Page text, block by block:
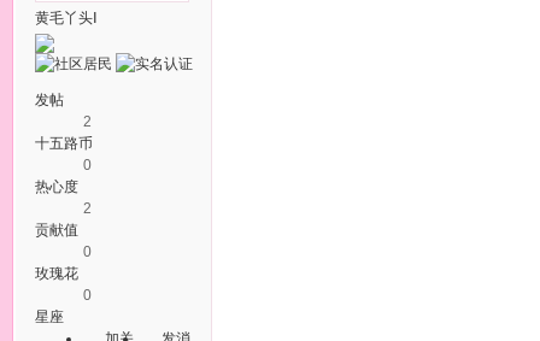
黄毛丫头Ⅰ
发帖
2
十五路币
0
热心度
2
贡献值
0
玫瑰花
0
星座